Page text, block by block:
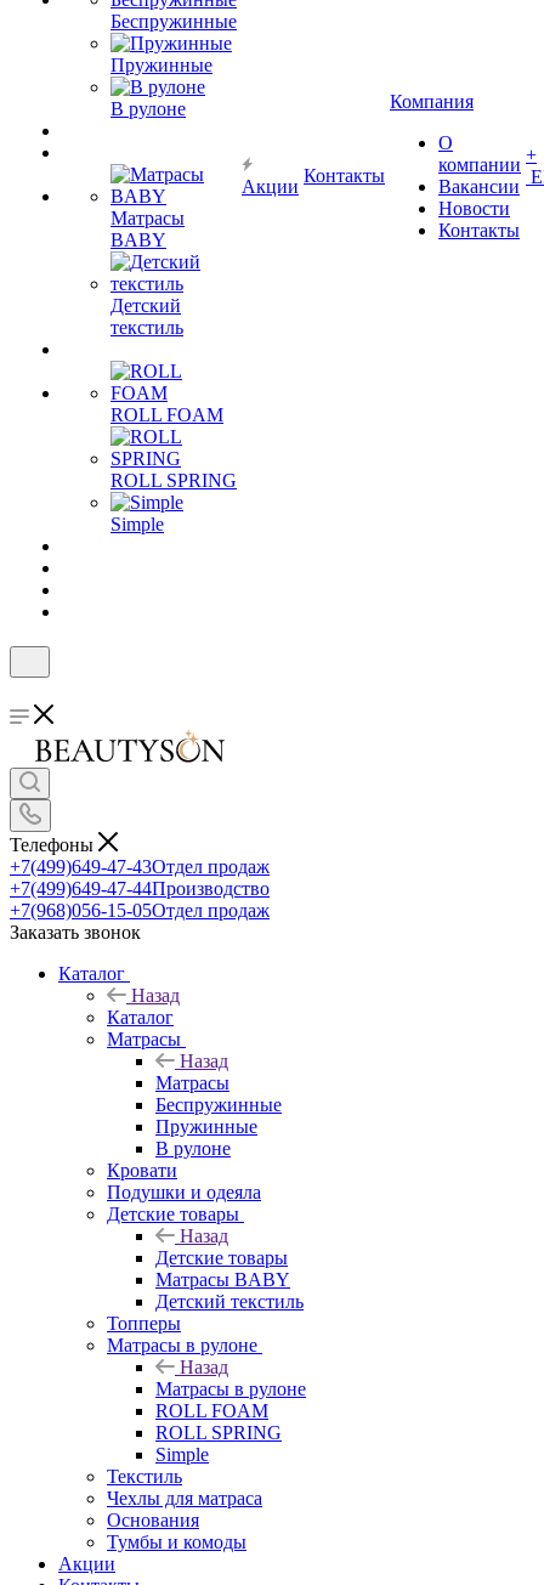
Беспружинные
Пружинные
В рулоне
Матрасы
BABY
Детский
текстиль
ROLL FOAM
ROLL SPRING
Simple
Акции
Контакты
Компания
О
компании
Вакансии
Новости
Контакты
+
Телефоны
+7(499)649-47-43Отдел продаж
+7(499)649-47-44Производство
+7(968)056-15-05Отдел продаж
Заказать звонок
Каталог
Назад
Каталог
Матрасы
Назад
Матрасы
Беспружинные
Пружинные
В рулоне
Кровати
Подушки и одеяла
Детские товары
Назад
Детские товары
Матрасы BABY
Детский текстиль
Топперы
Матрасы в рулоне
Назад
Матрасы в рулоне
ROLL FOAM
ROLL SPRING
Simple
Текстиль
Чехлы для матраса
Основания
Тумбы и комоды
Акции